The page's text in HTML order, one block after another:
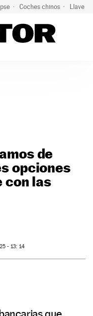
Coches chinos Llaves
de
opciones
con las
- 13: 14